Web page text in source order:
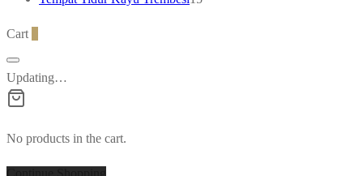
Cart
Updating…
No products in the cart.